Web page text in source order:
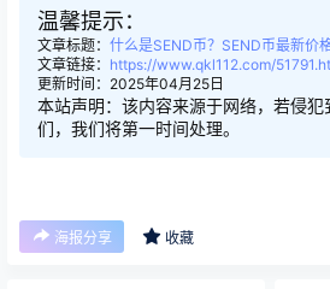
温馨提示：
文章标题： 什么是SEND币？SEND币最新价
文章链接： https://www.qkl112.com/
更新时间：2025年04月25日
本站声明：该内容来源于网络，若侵
们，我们将第一时间处理。
海报分享 收藏